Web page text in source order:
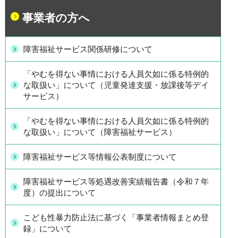
事業者の方へ
障害福祉サービス関係研修について
「やむを得ない事情における人員欠如に係る特例的
な取扱い」について（児童発達支援・放課後等デイ
サービス）
「やむを得ない事情における人員欠如に係る特例的
な取扱い」について（障害福祉サービス）
障害福祉サービス等情報公表制度について
障害福祉サービス等処遇改善実績報告書（令和７年
度）の提出について
こども性暴力防止法に基づく「事業者情報まとめ登
録」について